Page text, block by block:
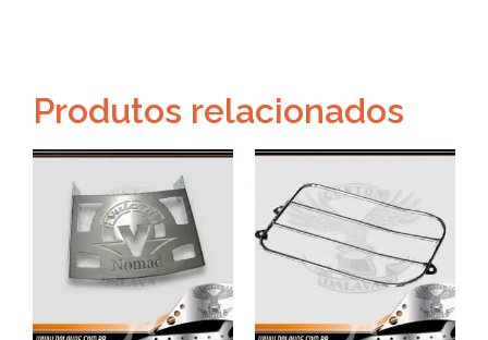
Produtos relacionados